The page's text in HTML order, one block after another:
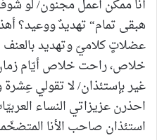
أنا ممكن أعمل مجنون/ لو
هبقى تمام“ تهديدٌ ووعيد؟
عضلاتٍ كلاميّ وتهديد بالعنف
خلاص، راحت خلاص أيّام
غير بإستئذان/ لا تقولي
احذرن عزيزاتي النساء
استئذان صاحب الأنا